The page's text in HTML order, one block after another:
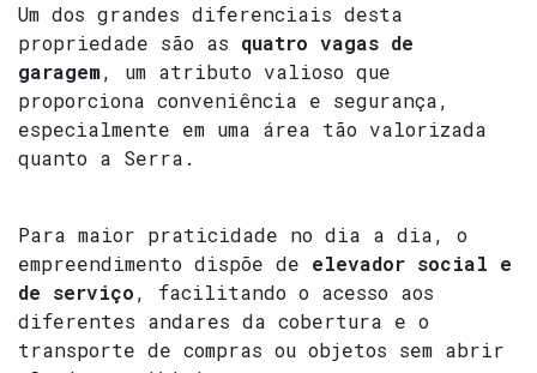
Um dos grandes diferenciais desta
propriedade são as quatro vagas de
garagem, um atributo valioso que
proporciona conveniência e segurança,
especialmente em uma área tão valorizada
quanto a Serra.
Para maior praticidade no dia a dia, o
empreendimento dispõe de elevador social e
de serviço, facilitando o acesso aos
diferentes andares da cobertura e o
transporte de compras ou objetos sem abrir